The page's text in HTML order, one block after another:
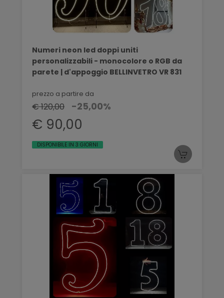
Numeri neon led doppi uniti
personalizzabili - monocolore o RGB da
parete | d'appoggio BELLINVETRO VR 831
prezzo a partire da
€ 120,00 -25,00%
€ 90,00
DISPONIBILE IN 3 GIORNI